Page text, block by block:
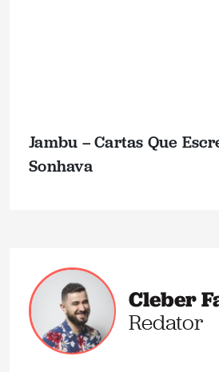
Jambu – Cartas Que
Sonhava
Cleber
Redator